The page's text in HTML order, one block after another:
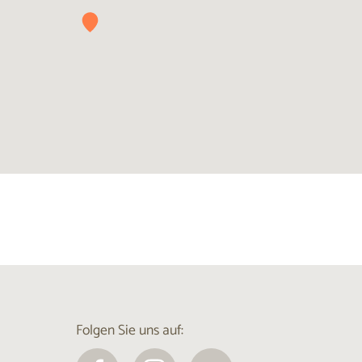
Folgen Sie uns auf: